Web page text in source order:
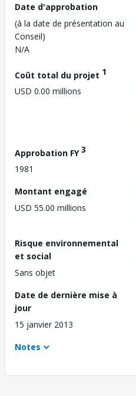
Date d'approbation
(à la date de présentation au
Conseil)
N/A
Coût total du projet 1
USD 0.00 millions
Approbation FY3
1981
Montant engagé
USD 55.00 millions
Risque environnemental
et social
Sans objet
Date de dernière mise à
jour
15 janvier 2013
Notes